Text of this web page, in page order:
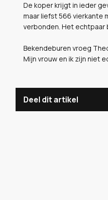
De koper krijgt in ieder
maar liefst 566 vierkante
verbonden. Het echtpaar
Bekendeburen vroeg
Mijn vrouw en ik zijn niet
Deel dit artikel